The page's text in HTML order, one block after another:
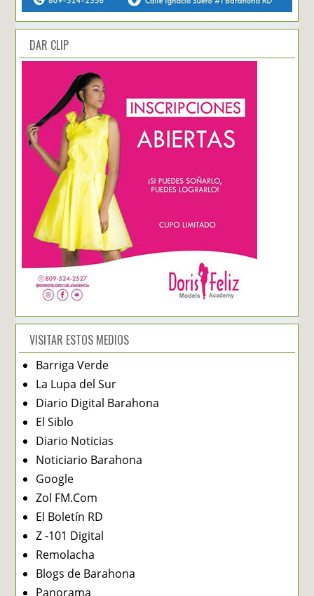
DAR CLIP
VISITAR ESTOS MEDIOS
Barriga Verde
La Lupa del Sur
Diario Digital Barahona
El Siblo
Diario Noticias
Noticiario Barahona
Google
Zol FM.Com
El Boletín RD
Z -101 Digital
Remolacha
Blogs de Barahona
Panorama